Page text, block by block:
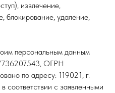
извлечение,
блокирование, удаление,
персональным данным
ОГРН
по адресу: 119021, г.
соответствии с заявленными